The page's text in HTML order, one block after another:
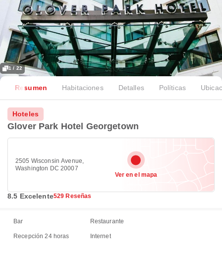
1 / 22
Resumen Habitaciones Detalles Políticas
Hoteles
Glover Park Hotel Georgetown
2505 Wisconsin Avenue,
Washington DC 20007
Ver en el mapa
8.5 Excelente529 Reseñas
Bar Restaurante
Recepción 24 horas Internet